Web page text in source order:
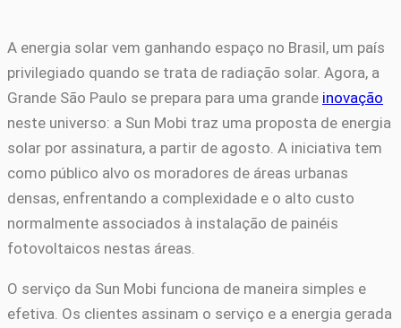
A energia solar vem ganhando espaço no Brasil, um país
privilegiado quando se trata de radiação solar. Agora, a
Grande São Paulo se prepara para uma grande inovação
neste universo: a Sun Mobi traz uma proposta de energia
solar por assinatura, a partir de agosto. A iniciativa tem
como público alvo os moradores de áreas urbanas
densas, enfrentando a complexidade e o alto custo
normalmente associados à instalação de painéis
fotovoltaicos nestas áreas.
O serviço da Sun Mobi funciona de maneira simples e
efetiva. Os clientes assinam o serviço e a energia gerada